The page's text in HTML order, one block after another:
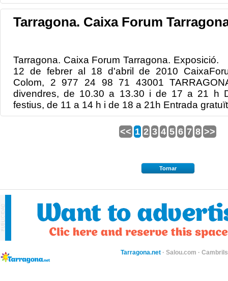
Tarragona. Caixa Forum
Tarragona. Caixa Forum Tarragona. Exposició.
12 de febrer al 18 d'abril de 2010
Colom, 2 977 24 98 71 43001
divendres, de 10.30 a 13.30 i de 17 a 21 h
festius, de 11 a 14 h i de 18 a 21h Entrada
<< 1 2 3 4 5 6 7 8 >>
Tornar
Tarragona.net · Salou.com ·